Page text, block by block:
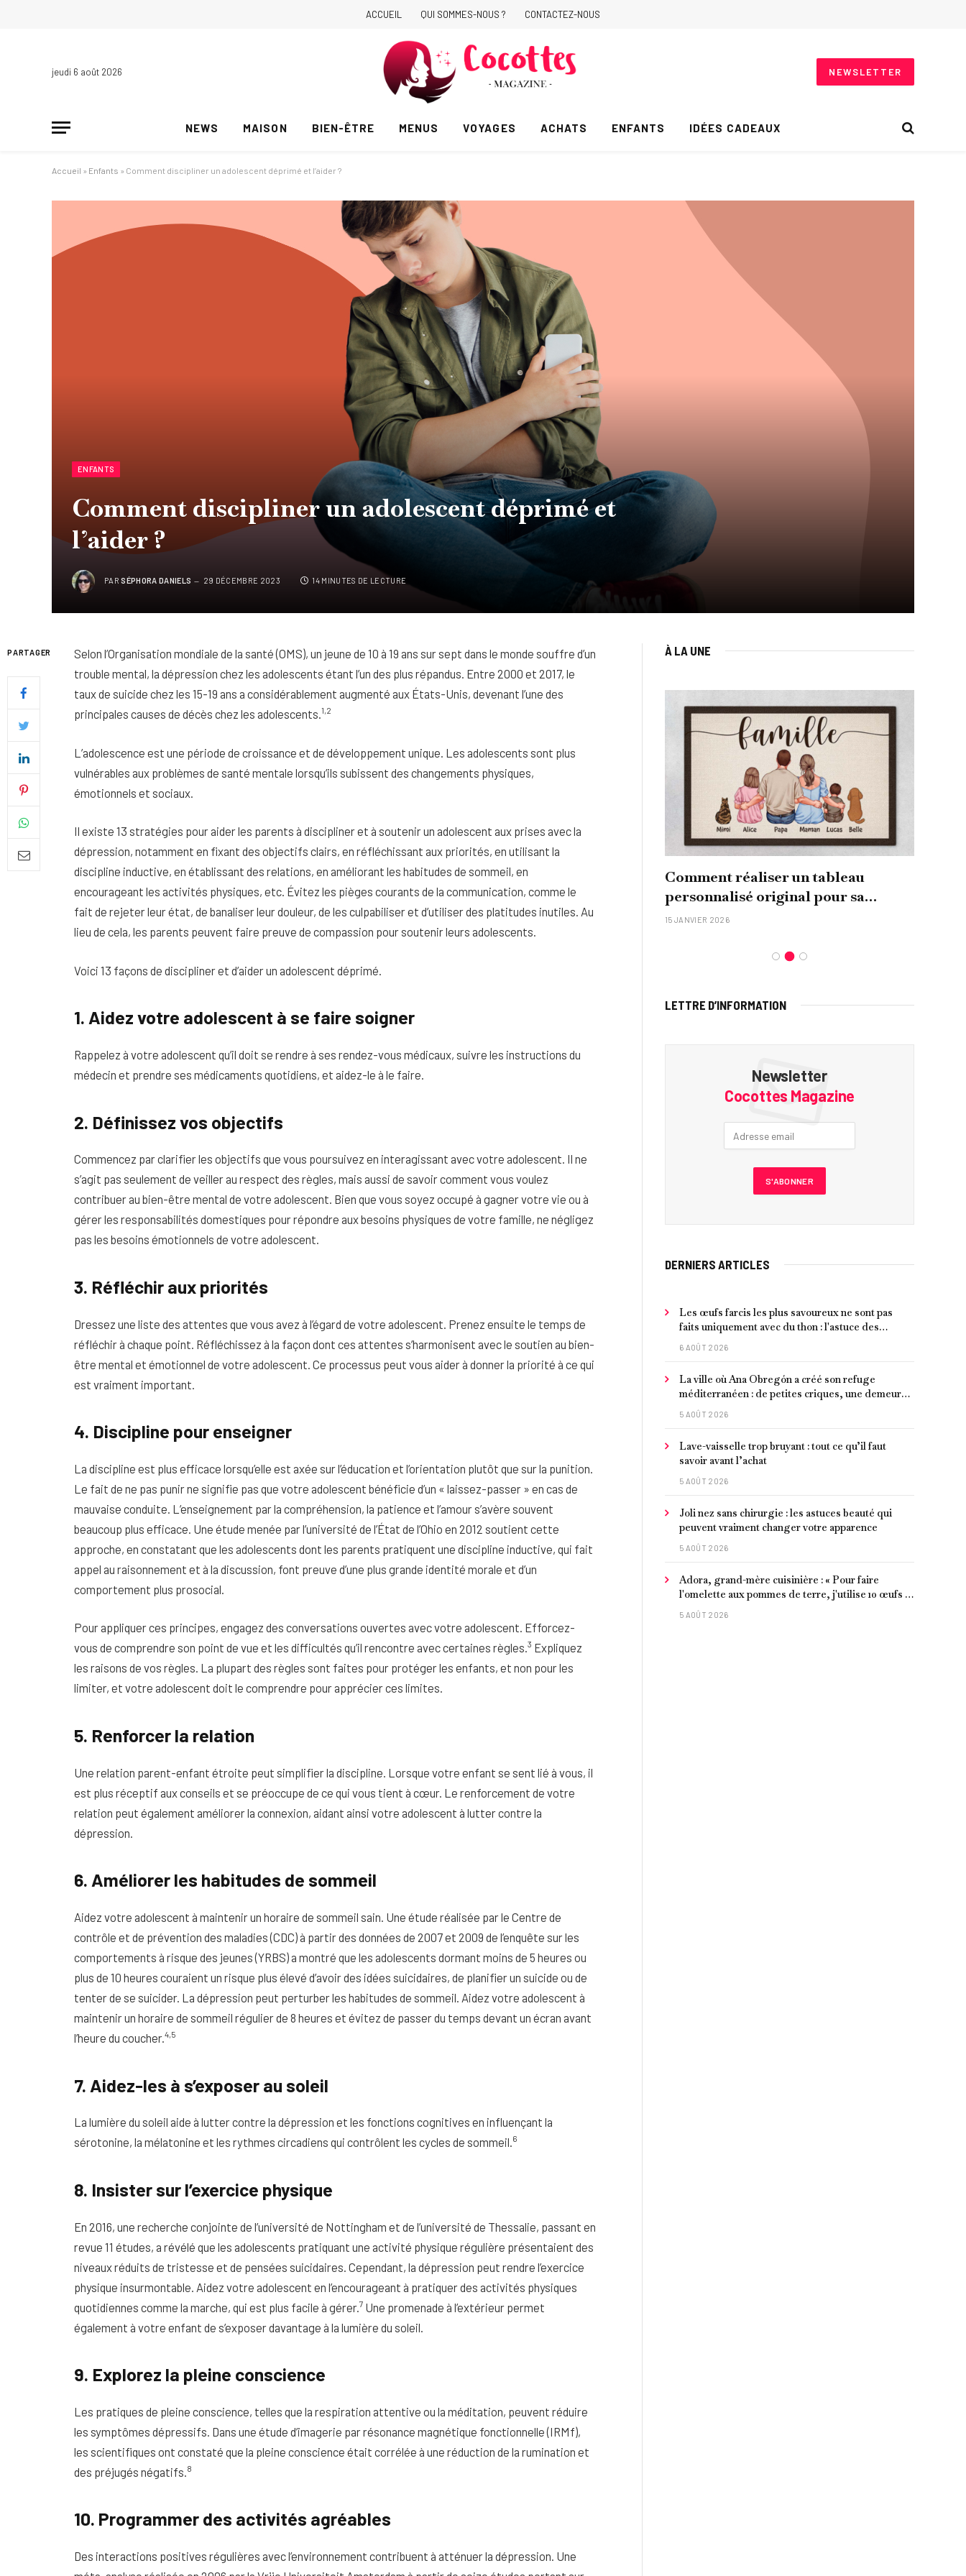
ACCUEIL QUI SOMMES-NOUS ? CONTACTEZ-NOUS
jeudi 6 août 2026 NEWSLETTER
NEWS MAISON BIEN-ÊTRE MENUS VOYAGES ACHATS ENFANTS IDÉES CADEAUX
Accueil » Enfants » Comment discipliner un adolescent déprimé et l’aider ?
ENFANTS
Comment discipliner un adolescent déprimé et
l’aider ?
PAR SÉPHORA DANIELS 29 DÉCEMBRE 2023 14 MINUTES DE LECTURE
PARTAGER
Selon l’Organisation mondiale de la santé (OMS), un jeune de 10 à 19 ans sur sept dans le monde souffre d’un
trouble mental, la dépression chez les adolescents étant l’un des plus répandus. Entre 2000 et 2017, le
taux de suicide chez les 15-19 ans a considérablement augmenté aux États-Unis, devenant l’une des
principales causes de décès chez les adolescents.1,2
L’adolescence est une période de croissance et de développement unique. Les adolescents sont plus
vulnérables aux problèmes de santé mentale lorsqu’ils subissent des changements physiques,
émotionnels et sociaux.
Il existe 13 stratégies pour aider les parents à discipliner et à soutenir un adolescent aux prises avec la
dépression, notamment en fixant des objectifs clairs, en réfléchissant aux priorités, en utilisant la
discipline inductive, en établissant des relations, en améliorant les habitudes de sommeil, en
encourageant les activités physiques, etc. Évitez les pièges courants de la communication, comme le
fait de rejeter leur état, de banaliser leur douleur, de les culpabiliser et d’utiliser des platitudes inutiles. Au
lieu de cela, les parents peuvent faire preuve de compassion pour soutenir leurs adolescents.
Voici 13 façons de discipliner et d’aider un adolescent déprimé.
1. Aidez votre adolescent à se faire soigner
Rappelez à votre adolescent qu’il doit se rendre à ses rendez-vous médicaux, suivre les instructions du
médecin et prendre ses médicaments quotidiens, et aidez-le à le faire.
2. Définissez vos objectifs
Commencez par clarifier les objectifs que vous poursuivez en interagissant avec votre adolescent. Il ne
s’agit pas seulement de veiller au respect des règles, mais aussi de savoir comment vous voulez
contribuer au bien-être mental de votre adolescent. Bien que vous soyez occupé à gagner votre vie ou à
gérer les responsabilités domestiques pour répondre aux besoins physiques de votre famille, ne négligez
pas les besoins émotionnels de votre adolescent.
3. Réfléchir aux priorités
Dressez une liste des attentes que vous avez à l’égard de votre adolescent. Prenez ensuite le temps de
réfléchir à chaque point. Réfléchissez à la façon dont ces attentes s’harmonisent avec le soutien au bien-
être mental et émotionnel de votre adolescent. Ce processus peut vous aider à donner la priorité à ce qui
est vraiment important.
4. Discipline pour enseigner
La discipline est plus efficace lorsqu’elle est axée sur l’éducation et l’orientation plutôt que sur la punition.
Le fait de ne pas punir ne signifie pas que votre adolescent bénéficie d’un « laissez-passer » en cas de
mauvaise conduite. L’enseignement par la compréhension, la patience et l’amour s’avère souvent
beaucoup plus efficace. Une étude menée par l’université de l’État de l’Ohio en 2012 soutient cette
approche, en constatant que les adolescents dont les parents pratiquent une discipline inductive, qui fait
appel au raisonnement et à la discussion, font preuve d’une plus grande identité morale et d’un
comportement plus prosocial.
Pour appliquer ces principes, engagez des conversations ouvertes avec votre adolescent. Efforcez-
vous de comprendre son point de vue et les difficultés qu’il rencontre avec certaines règles.3 Expliquez
les raisons de vos règles. La plupart des règles sont faites pour protéger les enfants, et non pour les
limiter, et votre adolescent doit le comprendre pour apprécier ces limites.
5. Renforcer la relation
Une relation parent-enfant étroite peut simplifier la discipline. Lorsque votre enfant se sent lié à vous, il
est plus réceptif aux conseils et se préoccupe de ce qui vous tient à cœur. Le renforcement de votre
relation peut également améliorer la connexion, aidant ainsi votre adolescent à lutter contre la
dépression.
6. Améliorer les habitudes de sommeil
Aidez votre adolescent à maintenir un horaire de sommeil sain. Une étude réalisée par le Centre de
contrôle et de prévention des maladies (CDC) à partir des données de 2007 et 2009 de l’enquête sur les
comportements à risque des jeunes (YRBS) a montré que les adolescents dormant moins de 5 heures ou
plus de 10 heures couraient un risque plus élevé d’avoir des idées suicidaires, de planifier un suicide ou de
tenter de se suicider. La dépression peut perturber les habitudes de sommeil. Aidez votre adolescent à
maintenir un horaire de sommeil régulier de 8 heures et évitez de passer du temps devant un écran avant
l’heure du coucher. 4,5
7. Aidez-les à s’exposer au soleil
La lumière du soleil aide à lutter contre la dépression et les fonctions cognitives en influençant la
sérotonine, la mélatonine et les rythmes circadiens qui contrôlent les cycles de sommeil.6
8. Insister sur l’exercice physique
En 2016, une recherche conjointe de l’université de Nottingham et de l’université de Thessalie, passant en
revue 11 études, a révélé que les adolescents pratiquant une activité physique régulière présentaient des
niveaux réduits de tristesse et de pensées suicidaires. Cependant, la dépression peut rendre l’exercice
physique insurmontable. Aidez votre adolescent en l’encourageant à pratiquer des activités physiques
quotidiennes comme la marche, qui est plus facile à gérer. 7 Une promenade à l’extérieur permet
également à votre enfant de s’exposer davantage à la lumière du soleil.
9. Explorez la pleine conscience
Les pratiques de pleine conscience, telles que la respiration attentive ou la méditation, peuvent réduire
les symptômes dépressifs. Dans une étude d’imagerie par résonance magnétique fonctionnelle (IRMf),
les scientifiques ont constaté que la pleine conscience était corrélée à une réduction de la rumination et
des préjugés négatifs. 8
10. Programmer des activités agréables
Des interactions positives régulières avec l’environnement contribuent à atténuer la dépression. Une
À LA UNE
Quel soin adopter pour une peau
uniforme et lumineuse
26 NOVEMBRE 2025
Peau sèche et sensible : quels soins
utiliser pour ne pas l’irriter ?
Comment réaliser un tableau
personnalisé original pour sa
famille ?
15 JANVIER 2026
LETTRE D’INFORMATION
Newsletter
Cocottes Magazine
DERNIERS ARTICLES
Les œufs farcis les plus savoureux ne sont pas
faits uniquement avec du thon : l'astuce des
moules marinées pour les rendre beaucoup plus
6 AOÛT 2026
La ville où Ana Obregón a créé son refuge
méditerranéen : de petites criques, une demeure
de millionnaire face à la mer et les meilleurs fruits
5 AOÛT 2026
Lave-vaisselle trop bruyant : tout ce qu’il faut
savoir avant l’achat
5 AOÛT 2026
Joli nez sans chirurgie : les astuces beauté qui
peuvent vraiment changer votre apparence
5 AOÛT 2026
Adora, grand-mère cuisinière : « Pour faire
l'omelette aux pommes de terre, j'utilise 10 œufs et
je laisse faire petit à petit »
5 AOÛT 2026